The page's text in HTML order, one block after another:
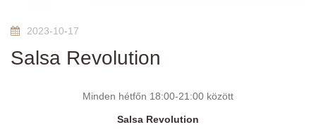
2023-10-17
Salsa Revolution
Minden hétfőn 18:00-21:00 között
Salsa Revolution